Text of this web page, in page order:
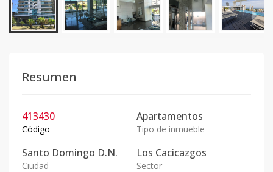
Resumen
413430
Código
Apartamentos
Tipo de inmueble
Santo Domingo D.N.
Ciudad
Los Cacicazgos
Sector